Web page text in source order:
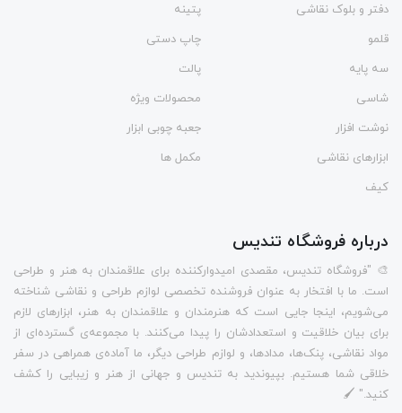
دفتر و بلوک نقاشی
پتینه
قلمو
چاپ دستی
سه پایه
پالت
شاسی
محصولات ویژه
نوشت افزار
جعبه چوبی ابزار
ابزارهای نقاشی
مکمل ها
کیف
درباره فروشگاه تندیس
🎨 "فروشگاه تندیس، مقصدی امیدوارکننده برای علاقمندان به هنر و طراحی
است. ما با افتخار به عنوان فروشنده تخصصی لوازم طراحی و نقاشی شناخته
می‌شویم، اینجا جایی است که هنرمندان و علاقمندان به هنر، ابزارهای لازم
برای بیان خلاقیت و استعدادشان را پیدا می‌کنند. با مجموعه‌ی گسترده‌ای از
مواد نقاشی، پنک‌ها، مدادها، و لوازم طراحی دیگر، ما آماده‌ی همراهی در سفر
خلاقی شما هستیم. بپیوندید به تندیس و جهانی از هنر و زیبایی را کشف
کنید." 🖌️